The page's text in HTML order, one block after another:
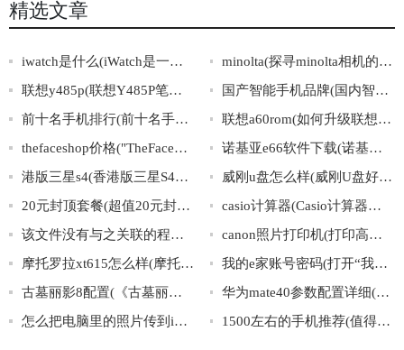
精选文章
iwatch是什么(iWatch是一款什么样的智能手表？)
minolta(探寻minolta相机的发展历程及其在摄影行业中的地位)
联想y485p(联想Y485P笔记本电脑的配置、价格及优缺点分析。)
国产智能手机品牌(国内智能手机品牌排行榜)
前十名手机排行(前十名手机排行榜大揭秘，这些手机值不值得入手？)
联想a60rom(如何升级联想A60的ROM？)
thefaceshop价格("TheFaceShop产品价格一览：如何选购最划算的护肤品？")
诺基亚e66软件下载(诺基亚E66软件下载攻略大全)
港版三星s4(香港版三星S4手机介绍及详细参数解析)
威刚u盘怎么样(威刚U盘好用吗？高性价比沉稳实用，值得推荐！)
20元封顶套餐(超值20元封顶套餐，无限流量畅享！)
casio计算器(Casio计算器：功能超乎你的想象！)
该文件没有与之关联的程序来执行该操作(文件无关联程序：无法执行操作)
canon照片打印机(打印高清照片必备，Canon照片打印机推荐)
摩托罗拉xt615怎么样(摩托罗拉XT615的综合评价与使用感受)
我的e家账号密码(打开“我的e家账号密码”的正确方法)
古墓丽影8配置(《古墓丽影8》最低、推荐配置曝光！)
华为mate40参数配置详细(华为mate40详细参数配置)
怎么把电脑里的照片传到iphone里(电脑照片传iPhone方法大全！)
1500左右的手机推荐(值得购买的性价比高的1500元左右手机推荐)